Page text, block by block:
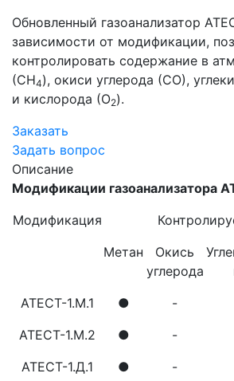
Обновленный газоанализатор
зависимости от модификации,
контролировать содержание в
(СН4), окиси углерода (СО),
и кислорода (О2).
Заказать
Задать вопрос
Описание
Модификации газоанализатора
Модификация
Метан
Окись
углерода
АТЕСТ-1.М.1 ● -
АТЕСТ-1.М.2
● -
АТЕСТ-1.Д.1
● -